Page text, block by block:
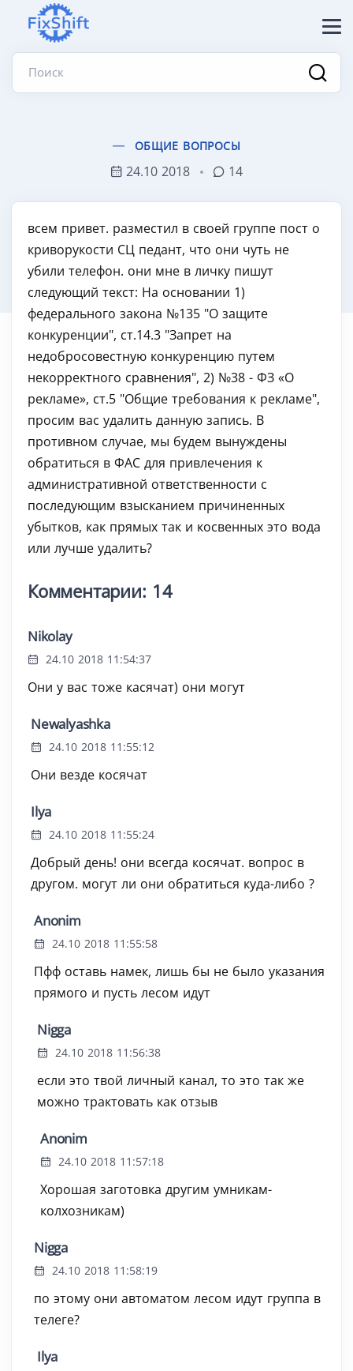
Поиск
ОБЩИЕ ВОПРОСЫ
24.10 2018 14
всем привет. разместил в своей группе пост о
криворукости СЦ педант, что они чуть не
убили телефон. они мне в личку пишут
следующий текст: На основании 1)
федерального закона №135 "О защите
конкуренции", ст.14.3 "Запрет на
недобросовестную конкуренцию путем
некорректного сравнения", 2) №38 - ФЗ «О
рекламе», ст.5 "Общие требования к рекламе",
просим вас удалить данную запись. В
противном случае, мы будем вынуждены
обратиться в ФАС для привлечения к
административной ответственности с
последующим взысканием причиненных
убытков, как прямых так и косвенных это вода
или лучше удалить?
Комментарии: 14
Nikolay
24.10 2018 11:54:37
Они у вас тоже касячат) они могут
Newalyashka
24.10 2018 11:55:12
Они везде косячат
Ilya
24.10 2018 11:55:24
Добрый день! они всегда косячат. вопрос в
другом. могут ли они обратиться куда-либо ?
Anonim
24.10 2018 11:55:58
Пфф оставь намек, лишь бы не было указания
прямого и пусть лесом идут
Nigga
24.10 2018 11:56:38
если это твой личный канал, то это так же
можно трактовать как отзыв
Anonim
24.10 2018 11:57:18
Хорошая заготовка другим умникам-
колхозникам)
Nigga
24.10 2018 11:58:19
по этому они автоматом лесом идут группа в
телеге?
Ilya